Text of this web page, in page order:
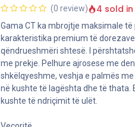
(0 review) 4 sold
Gama CT ka mbrojtje maksimale
karakteristika premium të
qëndrueshmëri shtesë. I
me prekje. Pelhure ajrosese me
shkëlqyeshme, veshja e palmës
në kushte të lagështa dhe të
kushte të ndriçimit të ulët.